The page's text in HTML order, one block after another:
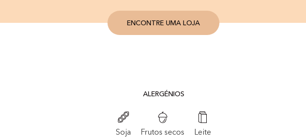
ENCONTRE UMA LOJA
ALERGÉNIOS
Soja Frutos secos Leite